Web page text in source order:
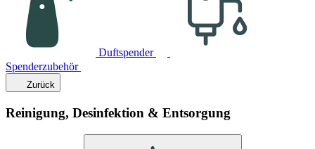
Duftspender
Spenderzubehör
Zurück
Reinigung, Desinfektion & Entsorgung